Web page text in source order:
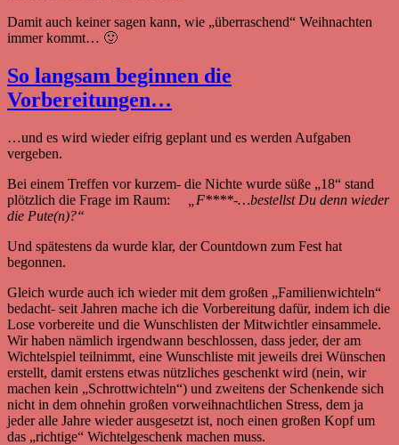
Damit auch keiner sagen kann, wie „überraschend“ Weihnachten
immer kommt… 🙂
So langsam beginnen die
Vorbereitungen…
…und es wird wieder eifrig geplant und es werden Aufgaben
vergeben.
Bei einem Treffen vor kurzem- die Nichte wurde süße „18“ stand
plötzlich die Frage im Raum:
„F****-…bestellst Du denn wieder
die Pute(n)?“
Und spätestens da wurde klar, der Countdown zum Fest hat
begonnen.
Gleich wurde auch ich wieder mit dem großen „Familienwichteln“
bedacht- seit Jahren mache ich die Vorbereitung dafür, indem ich die
Lose vorbereite und die Wunschlisten der Mitwichtler einsammele.
Wir haben nämlich irgendwann beschlossen, dass jeder, der am
Wichtelspiel teilnimmt, eine Wunschliste mit jeweils drei Wünschen
erstellt, damit erstens etwas nützliches geschenkt wird (nein, wir
machen kein „Schrottwichteln“) und zweitens der Schenkende sich
nicht in dem ohnehin großen vorweihnachtlichen Stress, dem ja
jeder alle Jahre wieder ausgesetzt ist, noch einen großen Kopf um
das „richtige“ Wichtelgeschenk machen muss.